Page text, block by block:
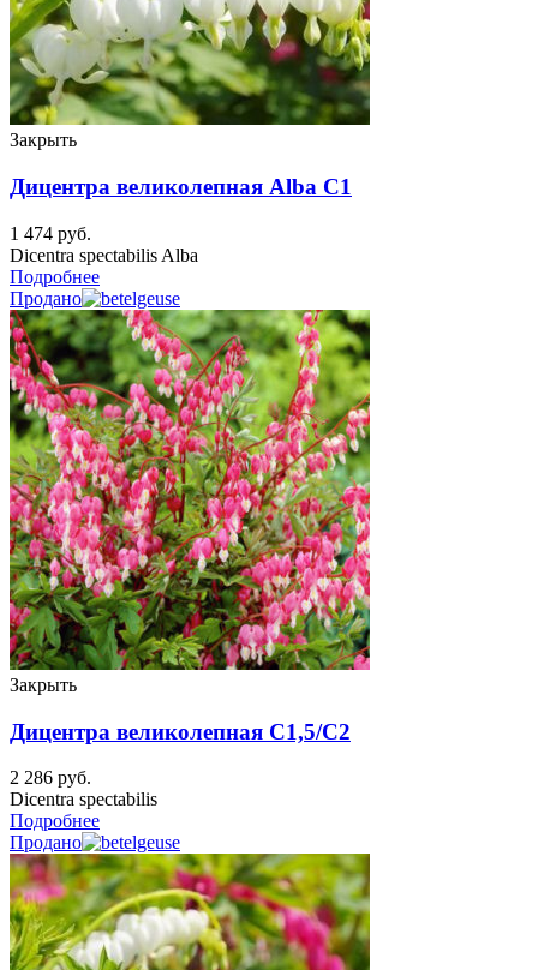
Закрыть
Дицентра великолепная Alba C1
1 474 руб.
Dicentra spectabilis Alba
Подробнее
Продано
Закрыть
Дицентра великолепная C1,5/C2
2 286 руб.
Dicentra spectabilis
Подробнее
Продано